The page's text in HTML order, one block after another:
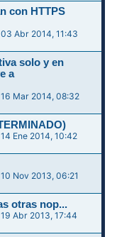
con HTTPS
03 Abr 2014, 11:43
solo y en
a
16 Mar 2014, 08:32
14 Ene 2014, 10:42
10 Nov 2013, 06:21
otras nop...
19 Abr 2013, 17:44